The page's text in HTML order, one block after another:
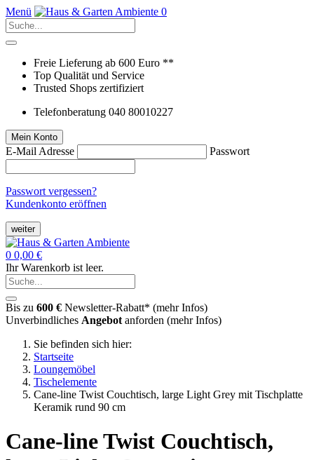
Menü 0
Freie Lieferung ab 600 Euro **
Top Qualität und Service
Trusted Shops zertifiziert
Telefonberatung 040 80010227
Mein Konto
E-Mail Adresse Passwort
Passwort vergessen?
Kundenkonto eröffnen
weiter
0 0,00 €
Ihr Warenkorb ist leer.
Bis zu 600 € Newsletter-Rabatt* (mehr Infos)
Unverbindliches Angebot anforden (mehr Infos)
Sie befinden sich hier:
Startseite
Loungemöbel
Tischelemente
Cane-line Twist Couchtisch, large Light Grey mit Tischplatte
Keramik rund 90 cm
Cane-lineTwist Couchtisch,